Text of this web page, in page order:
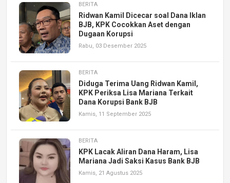
BERITA
Ridwan Kamil Dicecar soal Dana Iklan
BJB, KPK Cocokkan Aset dengan
Dugaan Korupsi
Rabu, 03 Desember 2025
BERITA
Diduga Terima Uang Ridwan Kamil,
KPK Periksa Lisa Mariana Terkait
Dana Korupsi Bank BJB
Kamis, 11 September 2025
BERITA
KPK Lacak Aliran Dana Haram, Lisa
Mariana Jadi Saksi Kasus Bank BJB
Kamis, 21 Agustus 2025